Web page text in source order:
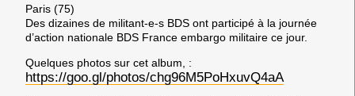
Paris (75)
Des dizaines de militant-e-s BDS ont participé à la journée
d’action nationale BDS France embargo militaire ce jour.
Quelques photos sur cet album, :
https://goo.gl/photos/chg96M5PoHxuvQ4aA